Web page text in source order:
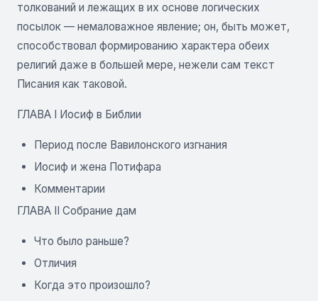
толкований и лежащих в их основе логических
посылок — немаловажное явление; он, быть может,
способствовал формированию характера обеих
религий даже в большей мере, нежели сам текст
Писания как таковой.
ГЛАВА I Иосиф в Библии
Период после Вавилонского изгнания
Иосиф и жена Потифара
Комментарии
ГЛАВА II Собрание дам
Что было раньше?
Отличия
Когда это произошло?